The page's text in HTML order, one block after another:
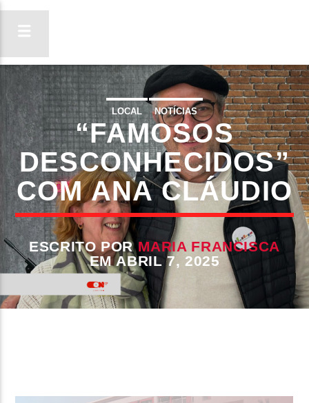
ON FM
LIGA-TE
LOCAL NOTÍCIAS
“FAMOSOS
DESCONHECIDOS”
COM ANA CLÁUDIO
ESCRITO PORMARIA FRANCISCA
EM ABRIL 7, 2025